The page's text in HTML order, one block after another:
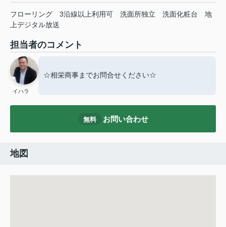
フローリング 3沿線以上利用可 洗面所独立 洗面化粧台
地
上デジタル放送
担当者のコメント
イハラ
☆相栄商事までお問合せください☆
無料 お問い合わせ
地図